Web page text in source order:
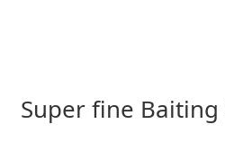
Super fine Baiting